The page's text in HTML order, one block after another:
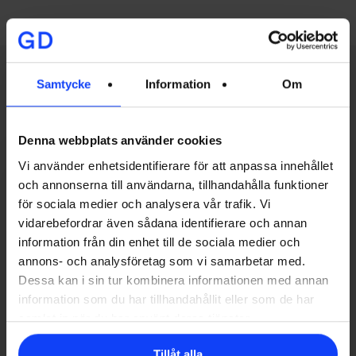
Samtycke Information Om
Denna webbplats använder cookies
Vi använder enhetsidentifierare för att anpassa innehållet
och annonserna till användarna, tillhandahålla funktioner
för sociala medier och analysera vår trafik. Vi
vidarebefordrar även sådana identifierare och annan
information från din enhet till de sociala medier och
annons- och analysföretag som vi samarbetar med.
Dessa kan i sin tur kombinera informationen med annan
information som du har tillhandahållit eller som de har
samlat in när du har använt deras tjänster.
Related Posts
Musik
reklamfilm
–
så
väljer
du
rätt